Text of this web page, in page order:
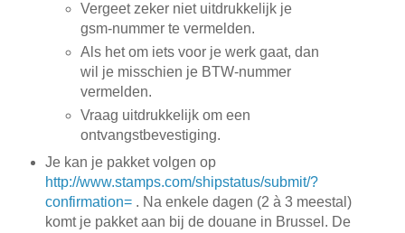
Vergeet zeker niet uitdrukkelijk je
gsm-nummer te vermelden.
Als het om iets voor je werk gaat, dan
wil je misschien je BTW-nummer
vermelden.
Vraag uitdrukkelijk om een
ontvangstbevestiging.
Je kan je pakket volgen op
http://www.stamps.com/shipstatus/submit/?
confirmation=. Na enkele dagen (2 à 3 meestal)
komt je pakket aan bij de douane in Brussel. De